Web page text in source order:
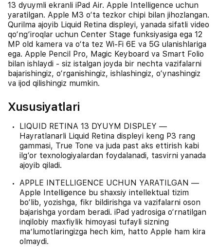
13 dyuymli ekranli iPad Air. Apple Intelligence uchun
yaratilgan. Apple M3 o‘ta tezkor chipi bilan jihozlangan.
Qurilma ajoyib Liquid Retina displeyi, yanada sifatli video
qo‘ng‘iroqlar uchun Center Stage funksiyasiga ega 12
MP old kamera va o‘ta tez Wi-Fi 6E va 5G ulanishlariga
ega. Apple Pencil Pro, Magic Keyboard va Smart Folio
bilan ishlaydi - siz istalgan joyda bir nechta vazifalarni
bajarishingiz, o‘rganishingiz, ishlashingiz, o‘ynashingiz
va ijod qilishingiz mumkin.
Xususiyatlari
LIQUID RETINA 13 DYUYM DISPLEY —
Hayratlanarli Liquid Retina displeyi keng P3 rang
gammasi, True Tone va juda past aks ettirish kabi
ilg‘or texnologiyalardan foydalanadi, tasvirni yanada
ajoyib qiladi.
APPLE INTELLIGENCE UCHUN YARATILGAN —
Apple Intelligence bu shaxsiy intellektual tizim
bo‘lib, yozishga, fikr bildirishga va vazifalarni oson
bajarishga yordam beradi. iPad yadrosiga o‘rnatilgan
inqilobiy maxfiylik himoyasi tufayli sizning
ma’lumotlaringizga hech kim, hatto Apple ham kira
olmaydi.